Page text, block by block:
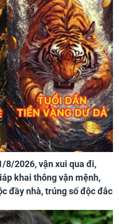
8/2026, vận xui qua đi,
khai thông vận mệnh,
đầy nhà, trúng số độc đắc